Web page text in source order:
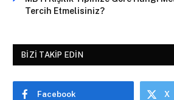
Tercih Etmelisiniz?
BIZI TAKIP EDIN
Facebook X